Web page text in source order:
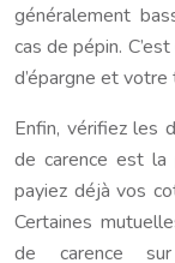
généralement
cas de pépin.
d’épargne et
Enfin, vérifiez les
de carence est la
payiez déjà vos
Certaines
de carence